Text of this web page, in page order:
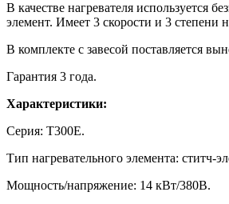
В качестве нагревателя используется
элемент. Имеет 3 скорости и 3 степени
В комплекте с завесой поставляется
Гарантия 3 года.
Характеристики:
Серия: Т300Е.
Тип нагревательного элемента: ститч-
Мощность/напряжение: 14 кВт/380В.